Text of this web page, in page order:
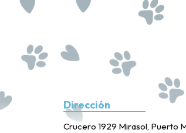
Dirección
Crucero 1929 Mirasol, Puerto